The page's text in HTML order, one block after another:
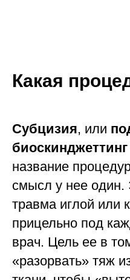
Какая
Субцизия, или
биоскинджеттинг
название
смысл у нее один.
травма иглой или
прицельно под
врач. Цель ее в
«разорвать» тяж